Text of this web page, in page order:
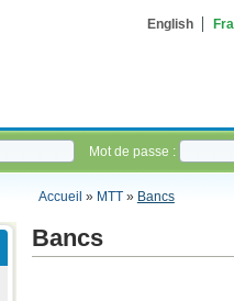
English
Mot de passe :
Accueil » MTT» Bancs
Bancs